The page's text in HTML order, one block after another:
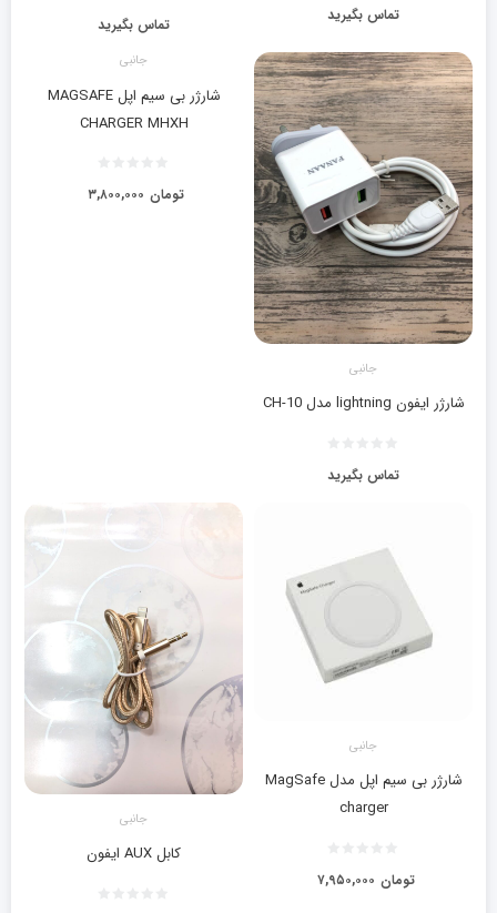
تماس بگیرید
تماس بگیرید
جانبی
شارژر ایفون lightning مدل CH-10
تماس بگیرید
جانبی
شارژر بی سیم اپل MAGSAFE
CHARGER MHXH
۳,۸۰۰,۰۰۰ تومان
جانبی
شارژر بی سیم اپل مدل MagSafe
charger
۷,۹۵۰,۰۰۰ تومان
جانبی
کابل AUX ایفون